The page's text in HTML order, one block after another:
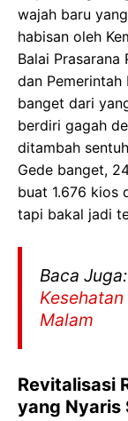
wajah baru
habisan oleh
Balai Prasarana
dan Pemerintah
banget dari
berdiri gagah
ditambah
Gede banget,
buat 1.676 kios
tapi bakal jadi
Baca Juga:
Malam
Revitalisasi
yang Nyaris